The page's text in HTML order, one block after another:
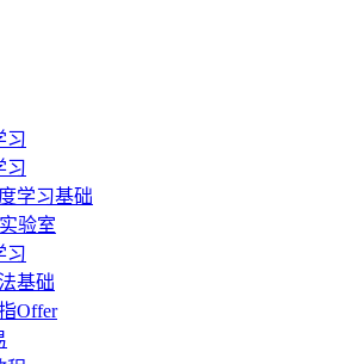
习
习
学习基础
验室
习
基础
Offer